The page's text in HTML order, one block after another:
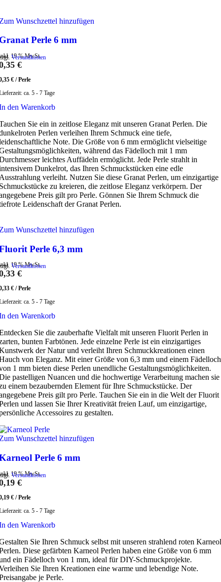
Wunschzettel hinzufügen
Perle 6 mm
19 % MwSt.
Versandkosten
€
€ /Perle
ca. 5 - 7 Tage
den Warenkorb
Sie ein in zeitlose Eleganz mit unseren Granat Perlen. Die
Perlen verleihen Ihrem Schmuck eine tiefe,
Note. Die Größe von 6 mm ermöglicht vielseitige
während das Fädelloch mit 1 mm
leichtes Auffädeln ermöglicht. Jede Perle strahlt in
Dunkelrot, das Ihren Schmuckstücken eine edle
verleiht. Nutzen Sie diese Granat Perlen, um einzigartige
zu kreieren, die zeitlose Eleganz verkörpern. Der
Preis gilt pro Perle. Gönnen Sie Ihrem Schmuck die
Leidenschaft der Granat Perlen.
Wunschzettel hinzufügen
Perle 6,3 mm
19 % MwSt.
Versandkosten
€
€ /Perle
ca. 5 - 7 Tage
den Warenkorb
Sie die zauberhafte Vielfalt mit unseren Fluorit Perlen in
bunten Farbtönen. Jede einzelne Perle ist ein einzigartiges
der Natur und verleiht Ihren Schmuckkreationen einen
von Eleganz. Mit einer Größe von 6,3 mm und einem Fädelloch
1 mm bieten diese Perlen unendliche Gestaltungsmöglichkeiten.
pastelligen Nuancen und die hochwertige Verarbeitung machen sie
einem bezaubernden Element für Ihre Schmuckstücke. Der
Preis gilt pro Perle. Tauchen Sie ein in die Welt der Fluorit
und lassen Sie Ihrer Kreativität freien Lauf, um einzigartige,
Accessoires zu gestalten.
Wunschzettel hinzufügen
Perle 6 mm
19 % MwSt.
Versandkosten
€
€ /Perle
ca. 5 - 7 Tage
den Warenkorb
Sie Ihren Schmuck selbst mit unseren strahlend roten Karneol
Diese gefärbten Karneol Perlen haben eine Größe von 6 mm
ein Fädelloch von 1 mm, ideal für DIY-Schmuckprojekte.
Sie Ihren Kreationen eine warme und lebendige Note.
je Perle.